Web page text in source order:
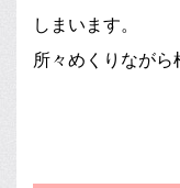
しまいます。
所々めくりながら